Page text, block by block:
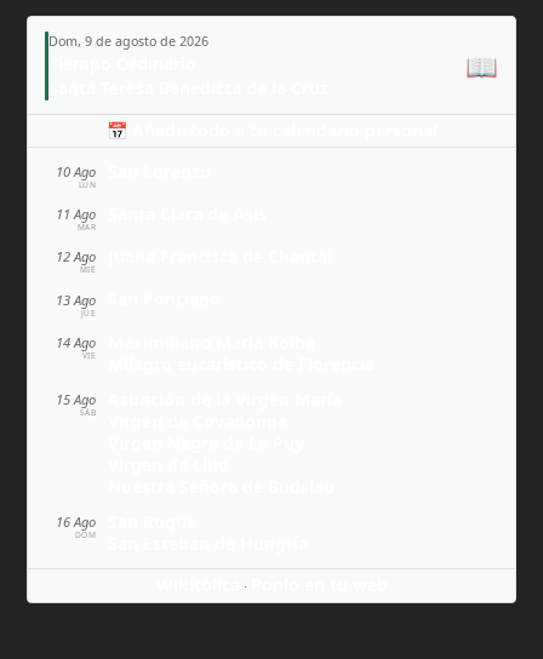
Dom, 9 de agosto de 2026
📖
📅 Añade todo a tu calendario personal
10 Ago
LUN
11 Ago
MAR
12 Ago
MIÉ
13 Ago
JUE
14 Ago
VIE
15 Ago
SÁB
16 Ago
DOM
·